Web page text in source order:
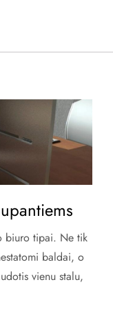
biuro tipai. Ne tik
baldai, o
vienu stalu,